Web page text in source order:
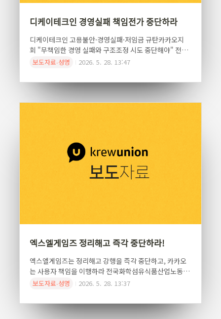
디케이테크인 경영실패 책임전가 중단하라
디케이테크인 고용불안·경영실패·저임금 규탄카카오지
회 "무책임한 경영 실패와 구조조정 시도 중단해야" 전국
화학섬유식품산업노동조합 카카오지회(이하 카카오지회)
고 있는 고용불안과 경영실패, 저임금 구조에 대해 강력히
규탄하며 책임 있는 경영과 고용안정 대책 마련을 촉구한
다고 밝혔다.카카오지회에 따르면 디케이테크인과의
놓았다. 이는 2026년 기준중위소득 인상률 6.51%는 물
론 최저임금 인상률 2.9%에도 미치지 못하는 수준이다.
카카오지회는 "중간 평가 기준 실제 체감 인상률..
보도자료∙성명 2026. 5. 28. 13:47
엑스엘게임즈 정리해고 즉각 중단하라!
엑스엘게임즈는 정리해고 강행을 즉각 중단하고, 카카오
는 사용자 책임을 이행하라 전국화학섬유식품산업노동조
합 카카오지회(이하 ‘카카오지회’)는 최근 액스엘게임즈
은 우려를 표하며, 카카오와 카카오게임즈가 실질적인 사
용자로서 책임 있는 해법을 즉각 마련할 것을 촉구했다. 카
보도자료∙성명 2026. 5. 28. 13:37